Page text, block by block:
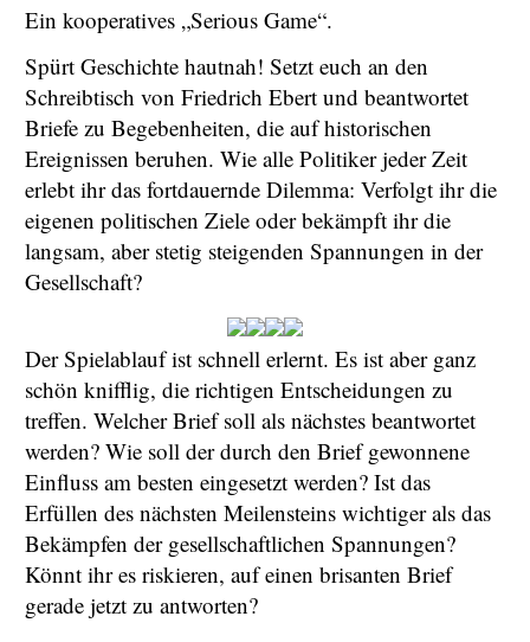
Ein kooperatives „Serious Game“.
Spürt Geschichte hautnah! Setzt euch an den
Schreibtisch von Friedrich Ebert und beantwortet
Briefe zu Begebenheiten, die auf historischen
Ereignissen beruhen. Wie alle Politiker jeder Zeit
erlebt ihr das fortdauernde Dilemma: Verfolgt ihr die
eigenen politischen Ziele oder bekämpft ihr die
langsam, aber stetig steigenden Spannungen in der
Gesellschaft?
Der Spielablauf ist schnell erlernt. Es ist aber ganz
schön knifflig, die richtigen Entscheidungen zu
treffen. Welcher Brief soll als nächstes beantwortet
werden? Wie soll der durch den Brief gewonnene
Einfluss am besten eingesetzt werden? Ist das
Erfüllen des nächsten Meilensteins wichtiger als das
Bekämpfen der gesellschaftlichen Spannungen?
Könnt ihr es riskieren, auf einen brisanten Brief
gerade jetzt zu antworten?